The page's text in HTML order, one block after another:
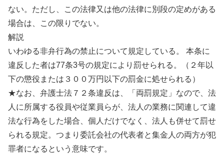
ない。ただし、この法律又は他の法律に別段の定めがある
場合は、この限りでない。
解説
いわゆる非弁行為の禁止について規定している。 本条に
違反した者は77条3号の規定により罰せられる。（２年以
下の懲役または３００万円以下の罰金に処せられる）
★なお、弁護士法７２条違反は、「両罰規定」なので、法
人に所属する役員や従業員らが、法人の業務に関連して違
法な行為をした場合、個人だけでなく、法人も併せて罰せ
られる規定。つまり委託会社の代表者と集金人の両方が犯
罪者になるという意味です。